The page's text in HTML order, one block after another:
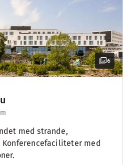
6
med strande,
Konferencefaciliteter med